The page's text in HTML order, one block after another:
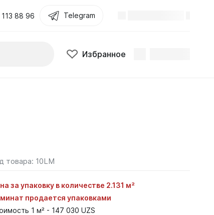
88 96 Telegram
Избранное
товара: 10LM
за упаковку в количестве 2.131 м²
продается упаковками
1 м² - 147 030 UZS